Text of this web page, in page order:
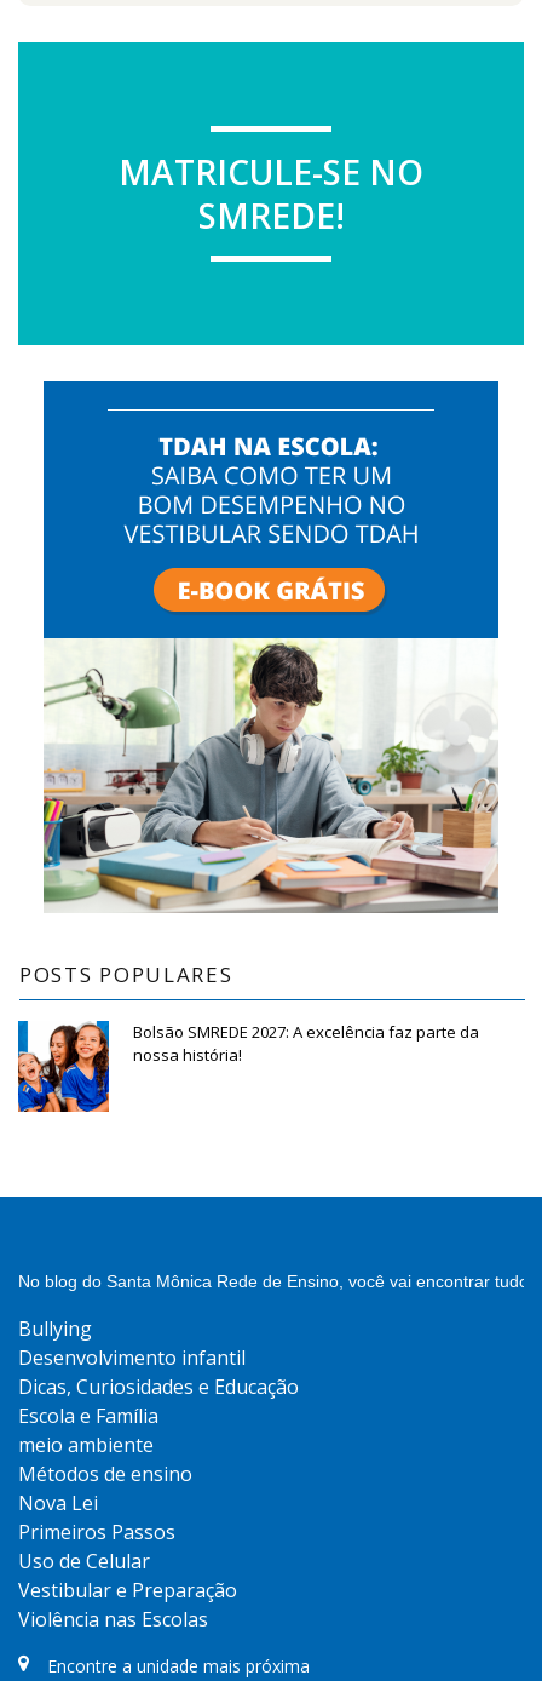
MATRICULE-SE NO
SMREDE!
POSTS POPULARES
Bolsão SMREDE 2027: A excelência faz parte da
nossa história!
No blog do Santa Mônica Rede de Ensino, você vai encontrar
Bullying
Desenvolvimento infantil
Dicas, Curiosidades e Educação
Escola e Família
meio ambiente
Métodos de ensino
Nova Lei
Primeiros Passos
Uso de Celular
Vestibular e Preparação
Violência nas Escolas
Encontre a unidade mais próxima